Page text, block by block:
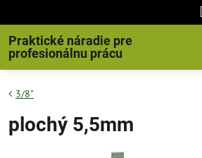
Praktické náradie pre
profesionálnu prácu
3/8"
plochý 5,5mm